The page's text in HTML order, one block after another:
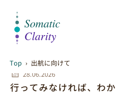
Top ›出航に向けて
28.06.2026
行ってみなければ、わ